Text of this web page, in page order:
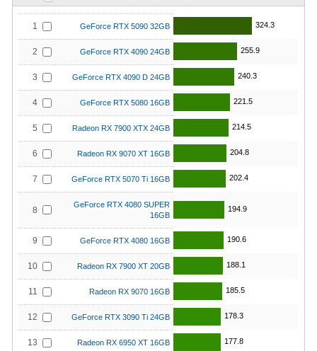
1 GeForce RTX 5090 32GB 324.3
2 GeForce RTX 4090 24GB 255.9
3 GeForce RTX 4090 D 24GB 240.3
4 GeForce RTX 5080 16GB 221.5
5 Radeon RX 7900 XTX 24GB 214.5
6 Radeon RX 9070 XT 16GB 204.8
7 GeForce RTX 5070 Ti 16GB 202.4
8
GeForce RTX 4080 SUPER
16GB
194.9
9 GeForce RTX 4080 16GB 190.6
10 Radeon RX 7900 XT 20GB 188.1
11 Radeon RX 9070 16GB 185.5
12 GeForce RTX 3090 Ti 24GB 178.3
13 Radeon RX 6950 XT 16GB 177.8